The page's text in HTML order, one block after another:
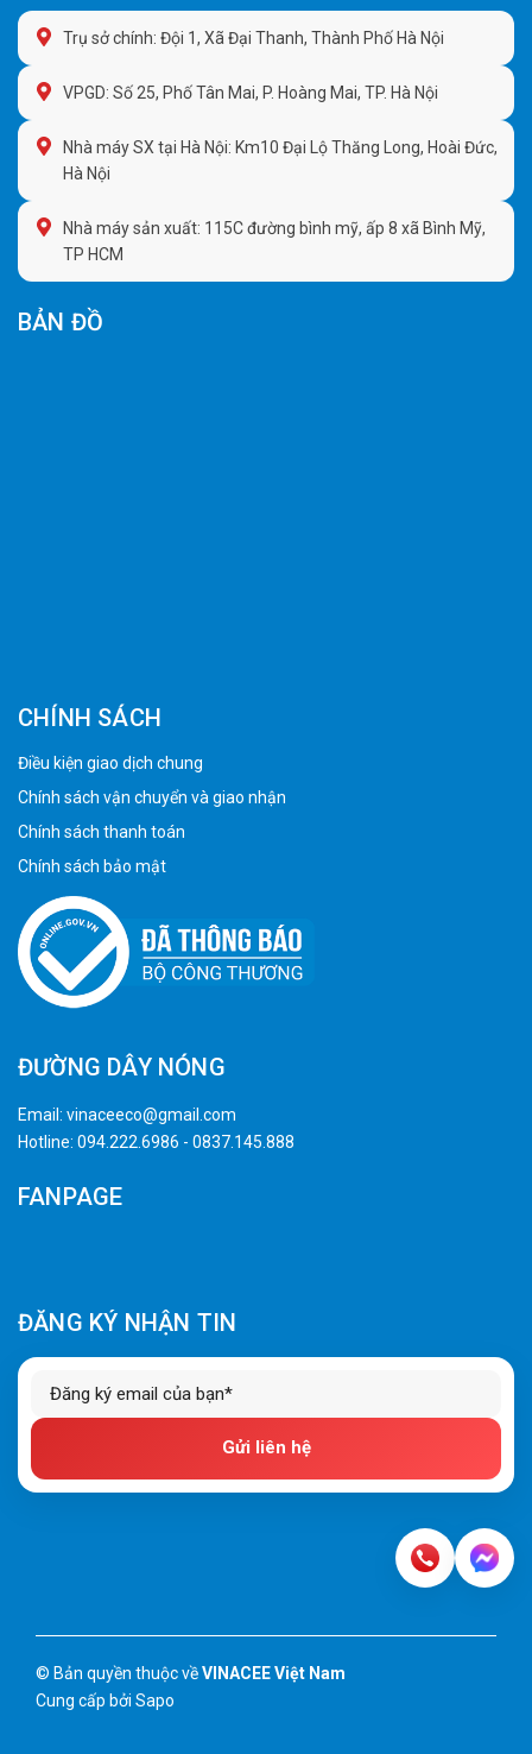
Trụ sở chính: Đội 1, Xã Đại Thanh, Thành Phố Hà Nội
VPGD: Số 25, Phố Tân Mai, P. Hoàng Mai, TP. Hà Nội
Nhà máy SX tại Hà Nội: Km10 Đại Lộ Thăng Long, Hoài Đức,
Hà Nội
Nhà máy sản xuất: 115C đường bình mỹ, ấp 8 xã Bình Mỹ,
TP HCM
BẢN ĐỒ
CHÍNH SÁCH
Điều kiện giao dịch chung
Chính sách vận chuyển và giao nhận
Chính sách thanh toán
Chính sách bảo mật
ĐƯỜNG DÂY NÓNG
Email: vinaceeco@gmail.com
Hotline: 094.222.6986 - 0837.145.888
FANPAGE
ĐĂNG KÝ NHẬN TIN
Gửi liên hệ
© Bản quyền thuộc vềVINACEE Việt Nam
Cung cấp bởi Sapo